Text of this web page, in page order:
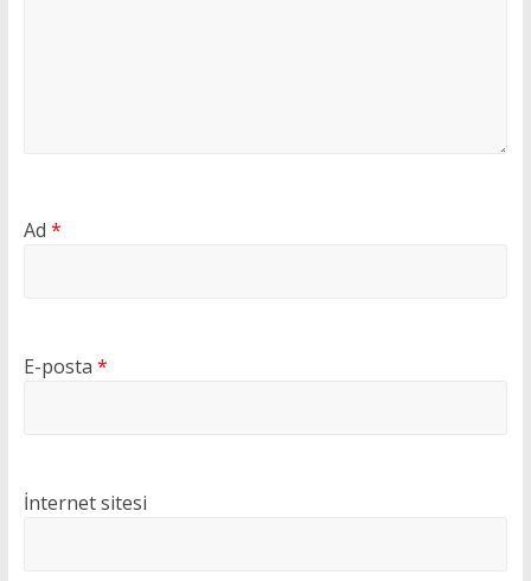
Ad *
E-posta *
İnternet sitesi